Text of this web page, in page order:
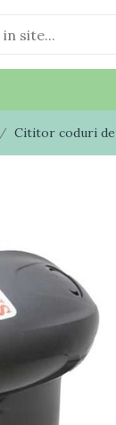
Cititor coduri